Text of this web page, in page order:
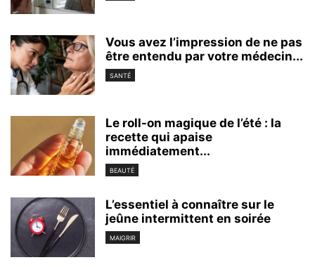
Vous avez l’impression de ne pas
être entendu par votre médecin...
SANTÉ
Le roll-on magique de l’été : la
recette qui apaise
immédiatement...
BEAUTÉ
L’essentiel à connaître sur le
jeûne intermittent en soirée
MAIGRIR